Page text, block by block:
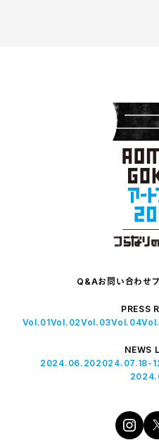
Q&Aお問い合わせ
PRESS
Vol.01Vol.02Vol.03Vol.04
NEWS
2024.06.202024.07.18-1